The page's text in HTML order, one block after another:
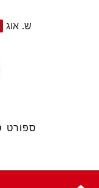
ש. אוג 8th, 2026
ספורט